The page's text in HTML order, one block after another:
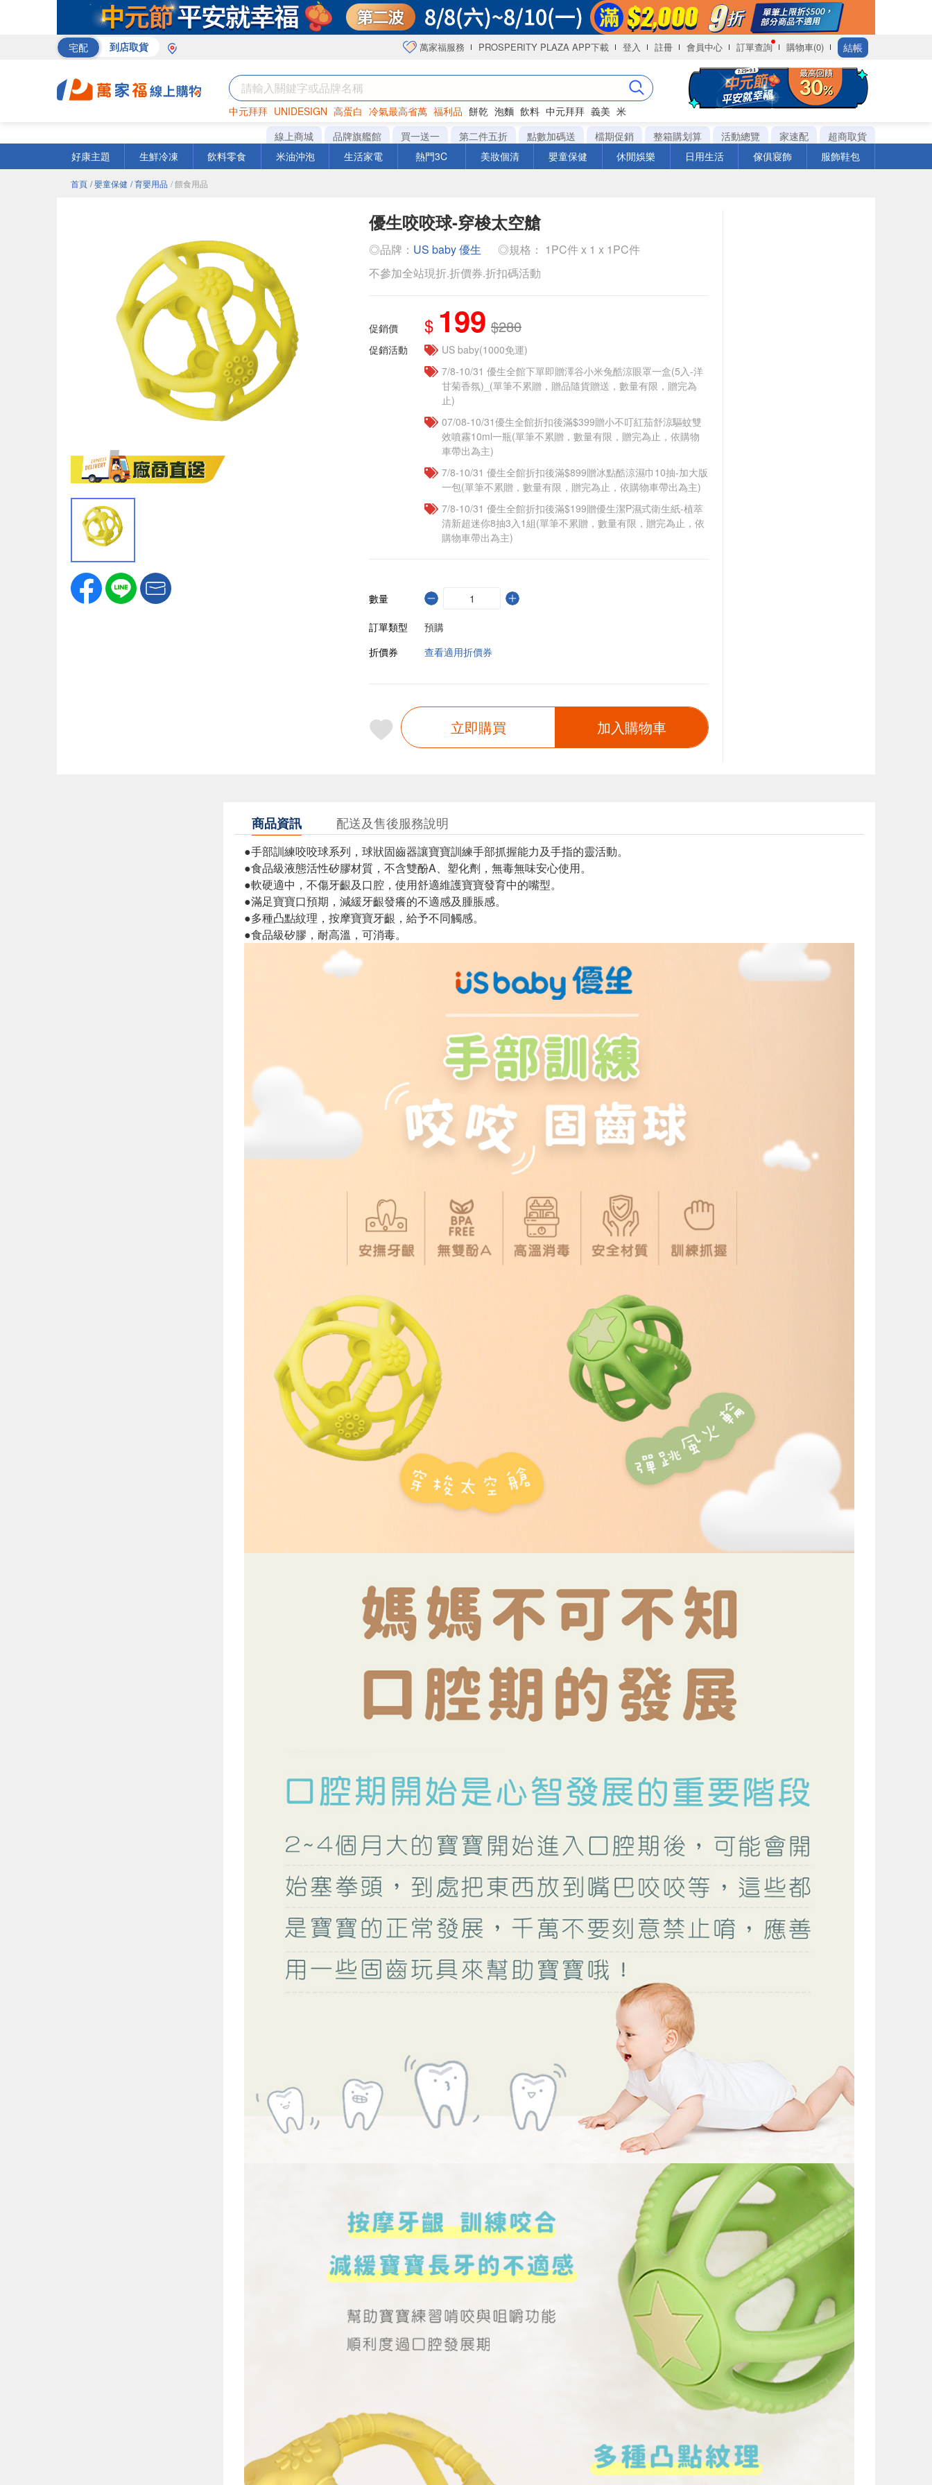
宅配 到店取貨 萬家福服務 PROSPERITY PLAZA APP下載 登入 註冊 會員中心 訂單查詢 購物車(0) 結帳
中元拜拜 UNIDESIGN 高蛋白 冷氣最高省萬 福利品 餅乾 泡麵 飲料 中元拜拜 義美 米
罐頭 咖啡 海苔
線上商城 品牌旗艦館 買一送一 第二件五折 點數加碼送 檔期促銷 整箱購划算 活動總覽 家速配
超商取貨
好康主題
生鮮冷凍 飲料零食 米油沖泡 生活家電 熱門3C 美妝個清 嬰童保健 休閒娛樂 日用生活 傢俱寢飾 服飾鞋包
首頁 / 嬰童保健 / 育嬰用品 / 餵食用品
優生咬咬球-穿梭太空艙
◎品牌： US baby 優生
◎規格： 1PC件 x 1 x 1PC件
不參加全站現折.折價券.折扣碼活動
促銷價 $ 199 $280
促銷活動
US baby(1000免運)
7/8-10/31 優生全館下單即贈澤谷小米兔酷涼眼罩一盒(5入-洋
甘菊香氛)_(單筆不累贈，贈品隨貨贈送，數量有限，贈完為
止)
07/08-10/31優生全館折扣後滿$399贈小不叮紅茄舒涼驅蚊雙
效噴霧10ml一瓶(單筆不累贈，數量有限，贈完為止，依購物
車帶出為主)
7/8-10/31 優生全館折扣後滿$899贈冰點酷涼濕巾10抽-加大版
一包(單筆不累贈，數量有限，贈完為止，依購物車帶出為主)
7/8-10/31 優生全館折扣後滿$199贈優生潔P濕式衛生紙-植萃
清新超迷你8抽3入1組(單筆不累贈，數量有限，贈完為止，依
購物車帶出為主)
數量
訂單類型
預購
折價券
查看適用折價券
立即購買 加入購物車
商品資訊 配送及售後服務說明
●手部訓練咬咬球系列，球狀固齒器讓寶寶訓練手部抓握能力及手指的靈活動。
●食品級液態活性矽膠材質，不含雙酚A、塑化劑，無毒無味安心使用。
●軟硬適中，不傷牙齦及口腔，使用舒適維護寶寶發育中的嘴型。
●滿足寶寶口預期，減緩牙齦發癢的不適感及腫脹感。
●多種凸點紋理，按摩寶寶牙齦，給予不同觸感。
●食品級矽膠，耐高溫，可消毒。